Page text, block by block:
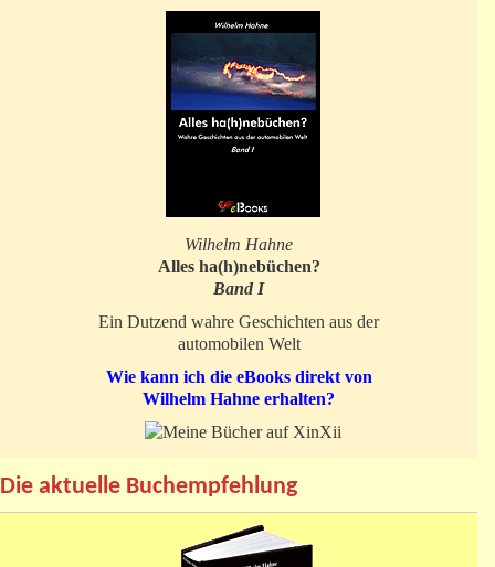
Wilhelm Hahne
Alles ha(h)nebüchen?
Band I
Ein Dutzend wahre Geschichten aus der
automobilen Welt
Wie kann ich die eBooks direkt von
Wilhelm Hahne erhalten?
Die aktuelle Buchempfehlung